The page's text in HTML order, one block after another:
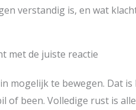
verstandig is, en wat
met de juiste reactie
mogelijk te bewegen. Dat
of been. Volledige rust is